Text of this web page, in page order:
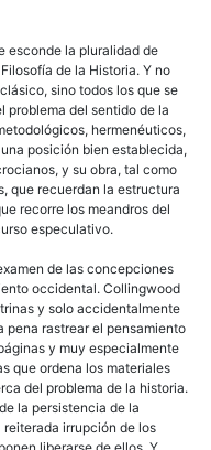
esconde la pluralidad de
de la Historia. Y no
sino todos los que se
problema del sentido de la
hermenéuticos,
posición bien establecida,
y su obra, tal como
que recuerdan la estructura
recorre los meandros del
especulativo.
de las concepciones
occidental. Collingwood
y solo accidentalmente
pena rastrear el pensamiento
y muy especialmente
que ordena los materiales
del problema de la historia.
la persistencia de la
irrupción de los